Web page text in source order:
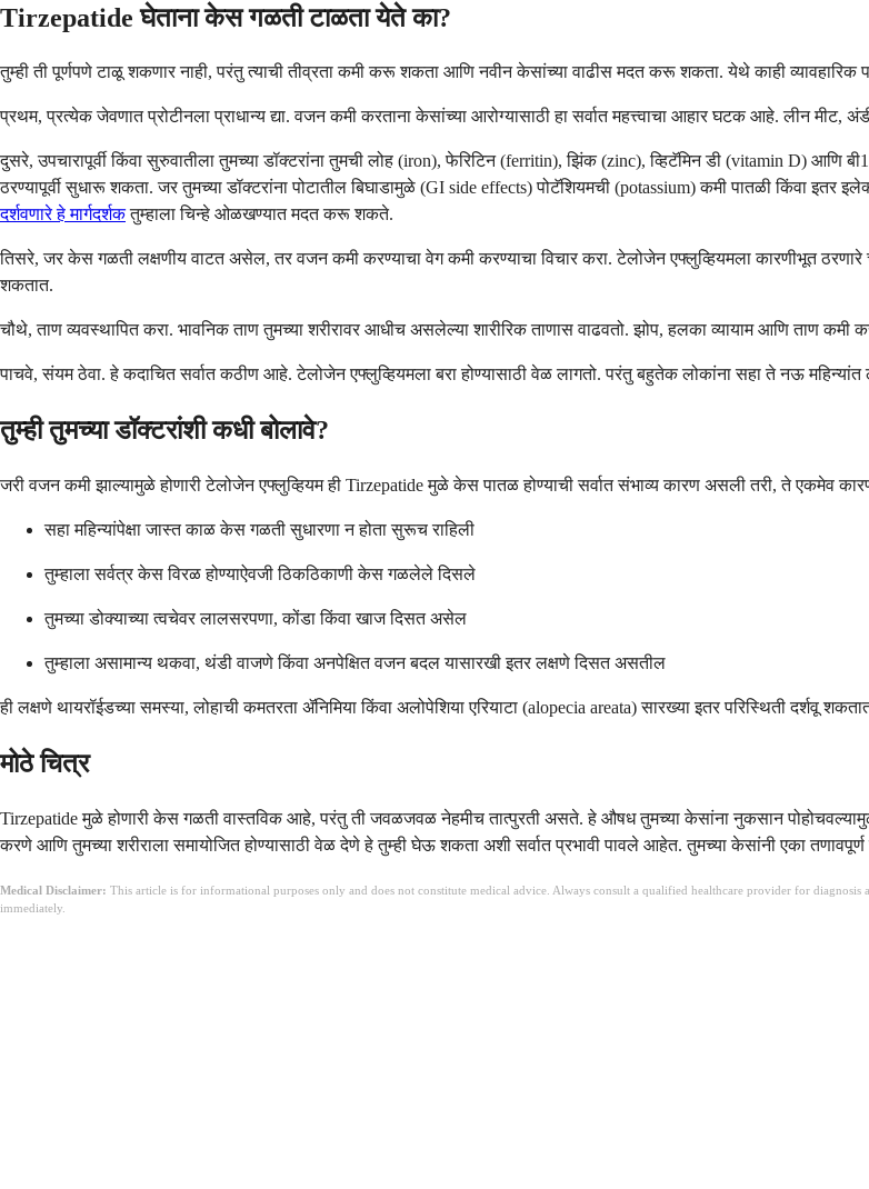
Tirzepatide घेताना केस गळती टाळता येते का?
तुम्ही ती पूर्णपणे टाळू शकणार नाही, परंतु त्याची तीव्रता कमी करू शकता आणि नवीन केसांच्या वाढीस मदत करू शकता. येथे काही
प्रथम, प्रत्येक जेवणात प्रोटीनला प्राधान्य द्या. वजन कमी करताना केसांच्या आरोग्यासाठी हा सर्वात महत्त्वाचा आहार घटक आहे. लीन मीट,
दुसरे, उपचारापूर्वी किंवा सुरुवातीला तुमच्या डॉक्टरांना तुमची लोह (iron), फेरिटिन (ferritin), झिंक (zinc), व्हिटॅमिन डी (vitamin D)
ठरण्यापूर्वी सुधारू शकता. जर तुमच्या डॉक्टरांना पोटातील बिघाडामुळे (GI side effects) पोटॅशियमची (potassium) कमी पातळी किंवा
दर्शवणारे हे मार्गदर्शकतुम्हाला चिन्हे ओळखण्यात मदत करू शकते.
तिसरे, जर केस गळती लक्षणीय वाटत असेल, तर वजन कमी करण्याचा वेग कमी करण्याचा विचार करा. टेलोजेन एफ्लुव्हियमला कारणीभूत
शकतात.
चौथे, ताण व्यवस्थापित करा. भावनिक ताण तुमच्या शरीरावर आधीच असलेल्या शारीरिक ताणास वाढवतो. झोप, हलका व्यायाम आणि ताण कमी
पाचवे, संयम ठेवा. हे कदाचित सर्वात कठीण आहे. टेलोजेन एफ्लुव्हियमला बरा होण्यासाठी वेळ लागतो. परंतु बहुतेक लोकांना सहा ते नऊ
तुम्ही तुमच्या डॉक्टरांशी कधी बोलावे?
जरी वजन कमी झाल्यामुळे होणारी टेलोजेन एफ्लुव्हियम ही Tirzepatide मुळे केस पातळ होण्याची सर्वात संभाव्य कारण असली तरी, ते एकमेव कारण
सहा महिन्यांपेक्षा जास्त काळ केस गळती सुधारणा न होता सुरूच राहिली
तुम्हाला सर्वत्र केस विरळ होण्याऐवजी ठिकठिकाणी केस गळलेले दिसले
तुमच्या डोक्याच्या त्वचेवर लालसरपणा, कोंडा किंवा खाज दिसत असेल
तुम्हाला असामान्य थकवा, थंडी वाजणे किंवा अनपेक्षित वजन बदल यासारखी इतर लक्षणे दिसत असतील
ही लक्षणे थायरॉईडच्या समस्या, लोहाची कमतरता ॲनिमिया किंवा अलोपेशिया एरियाटा (alopecia areata) सारख्या इतर परिस्थिती
मोठे चित्र
Tirzepatide मुळे होणारी केस गळती वास्तविक आहे, परंतु ती जवळजवळ नेहमीच तात्पुरती असते. हे औषध तुमच्या केसांना नुकसान
करणे आणि तुमच्या शरीराला समायोजित होण्यासाठी वेळ देणे हे तुम्ही घेऊ शकता अशी सर्वात प्रभावी पावले आहेत. तुमच्या केसांनी एका
Medical Disclaimer: This article is for informational purposes only and does not constitute medical advice. Always consult a qualified healthcare provider for
immediately.